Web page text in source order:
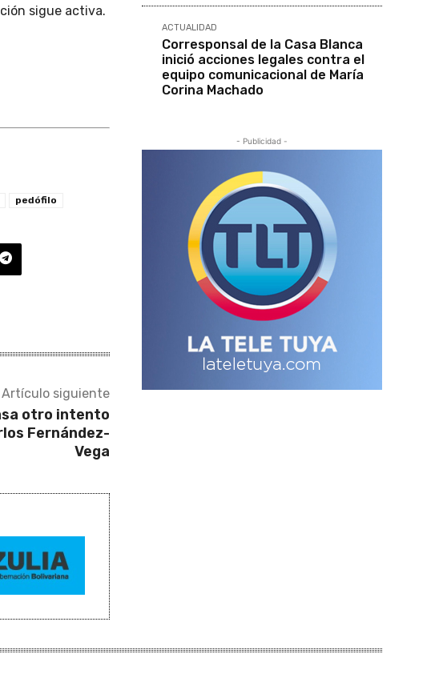
sigue activa.
pedófilo
Artículo siguiente
otro intento
Fernández-
Vega
ACTUALIDAD
Corresponsal de la Casa Blanca
inició acciones legales contra el
equipo comunicacional de María
Corina Machado
- Publicidad -